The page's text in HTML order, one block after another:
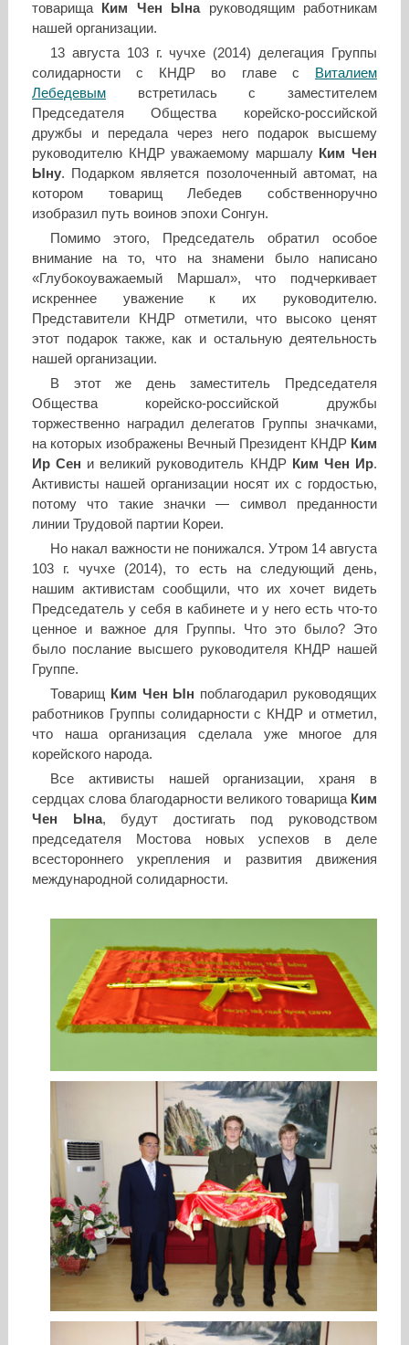
товарища
Ким Чен Ынаруководящим работникам
нашей организации.
13 августа 103 г. чучхе (2014) делегация Группы
солидарности с КНДР во главе с
Виталием
Лебедевымвстретилась с заместителем
Председателя Общества корейско-российской
дружбы и передала через него подарок высшему
руководителю КНДР уважаемому маршалу Ким Чен
Ыну. Подарком является позолоченный автомат, на
котором товарищ Лебедев собственноручно
изобразил путь воинов эпохи Сонгун.
Помимо этого, Председатель обратил особое
внимание на то, что на знамени было написано
«Глубокоуважаемый Маршал», что подчеркивает
искреннее уважение к их руководителю.
Представители КНДР отметили, что высоко ценят
этот подарок также, как и остальную деятельность
нашей организации.
В этот же день заместитель Председателя
Общества корейско-российской дружбы
торжественно наградил делегатов Группы значками,
на которых изображены Вечный Президент КНДР Ким
Ир Сен и великий руководитель КНДР Ким Чен Ир.
Активисты нашей организации носят их с гордостью,
потому что такие значки — символ преданности
линии Трудовой партии Кореи.
Но накал важности не понижался. Утром 14 августа
103 г. чучхе (2014), то есть на следующий день,
нашим активистам сообщили, что их хочет видеть
Председатель у себя в кабинете и у него есть что-то
ценное и важное для Группы. Что это было? Это
было послание высшего руководителя КНДР нашей
Группе.
Товарищ Ким Чен Ын поблагодарил руководящих
работников Группы солидарности с КНДР и отметил,
что наша организация сделала уже многое для
корейского народа.
Все активисты нашей организации, храня в
сердцах слова благодарности великого товарища Ким
Чен Ына, будут достигать под руководством
председателя Мостова новых успехов в деле
всестороннего укрепления и развития движения
международной солидарности.